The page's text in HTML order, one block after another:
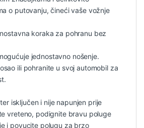
o putovanju, čineći vaše vožnje
koraka za pohranu bez
jednostavno nošenje.
ili pohranite u svoj automobil za
isključen i nije napunjen prije
vreteno, podignite bravu poluge
i povucite polugu za brzo